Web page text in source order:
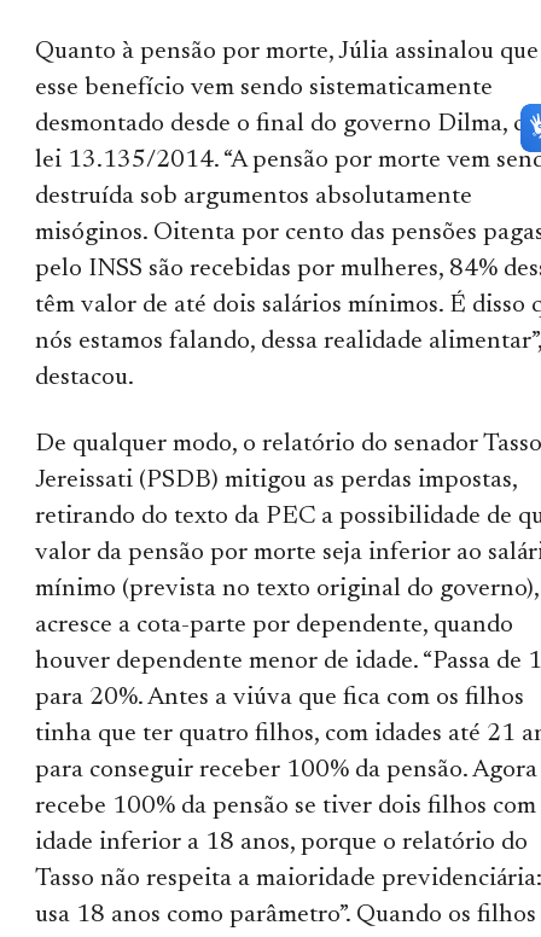
Quanto à pensão por morte, Júlia assinalou que
esse benefício vem sendo sistematicamente
desmontado desde o final do governo Dilma,
lei 13.135/2014. “A pensão por morte vem
destruída sob argumentos absolutamente
misóginos. Oitenta por cento das pensões
pelo INSS são recebidas por mulheres, 84%
têm valor de até dois salários mínimos. É disso
nós estamos falando, dessa realidade
destacou.
De qualquer modo, o relatório do senador
Jereissati (PSDB) mitigou as perdas impostas,
retirando do texto da PEC a possibilidade de
valor da pensão por morte seja inferior ao
mínimo (prevista no texto original do governo),
acresce a cota-parte por dependente, quando
houver dependente menor de idade. “Passa de
para 20%. Antes a viúva que fica com os filhos
tinha que ter quatro filhos, com idades até 21
para conseguir receber 100% da pensão.
recebe 100% da pensão se tiver dois filhos com
idade inferior a 18 anos, porque o relatório do
Tasso não respeita a maioridade
usa 18 anos como parâmetro”. Quando os filhos